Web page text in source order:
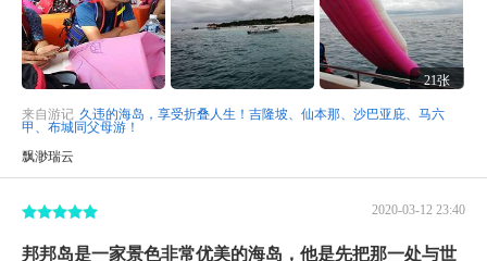
21张
来自游记 久违的海岛，享受折叠人生！吉隆坡、仙本那、沙巴亚庇、马六
甲、布城同父母游！
飘渺瑞云
2020-03-12 23:40
邦邦岛是一家景色非常优美的海岛，他是先把那一处与世